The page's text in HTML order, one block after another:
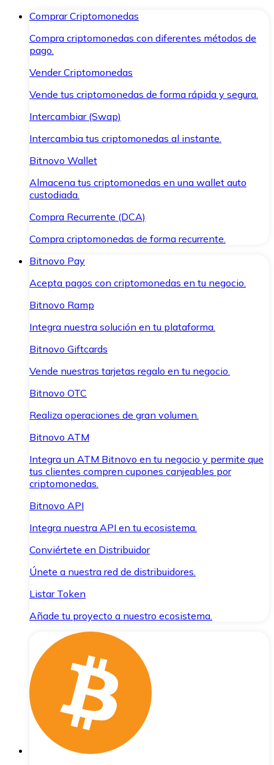
Comprar Criptomonedas
Compra criptomonedas con diferentes métodos de
pago.
Vender Criptomonedas
Vende tus criptomonedas de forma rápida y segura.
Intercambiar (Swap)
Intercambia tus criptomonedas al instante.
Bitnovo Wallet
Almacena tus criptomonedas en una wallet auto
custodiada.
Compra Recurrente (DCA)
Compra criptomonedas de forma recurrente.
Bitnovo Pay
Acepta pagos con criptomonedas en tu negocio.
Bitnovo Ramp
Integra nuestra solución en tu plataforma.
Bitnovo Giftcards
Vende nuestras tarjetas regalo en tu negocio.
Bitnovo OTC
Realiza operaciones de gran volumen.
Bitnovo ATM
Integra un ATM Bitnovo en tu negocio y permite que
tus clientes compren cupones canjeables por
criptomonedas.
Bitnovo API
Integra nuestra API en tu ecosistema.
Conviértete en Distribuidor
Únete a nuestra red de distribuidores.
Listar Token
Añade tu proyecto a nuestro ecosistema.